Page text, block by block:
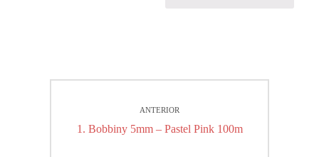
ANTERIOR
Entrada
1. Bobbiny 5mm – Pastel Pink 100m